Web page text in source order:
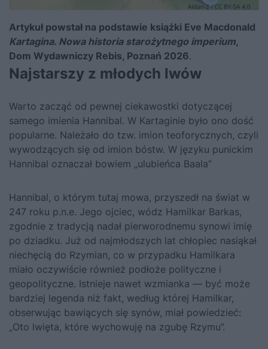
Artykuł powstał na podstawie książki Eve Macdonald
Kartagina. Nowa historia starożytnego imperium,
Dom Wydawniczy Rebis, Poznań 2026.
Najstarszy z młodych lwów
Warto zacząć od pewnej ciekawostki dotyczącej
samego imienia Hannibal. W Kartaginie było ono dość
popularne. Należało do tzw. imion teoforycznych, czyli
wywodzących się od imion bóstw. W języku punickim
Hannibal oznaczał bowiem „ulubieńca Baala”
Hannibal, o którym tutaj mowa, przyszedł na świat w
247 roku p.n.e. Jego ojciec, wódz Hamilkar Barkas,
zgodnie z tradycją nadał pierworodnemu synowi imię
po dziadku. Już od najmłodszych lat chłopiec nasiąkał
niechęcią do Rzymian, co w przypadku Hamilkara
miało oczywiście również podłoże polityczne i
geopolityczne. Istnieje nawet wzmianka — być może
bardziej legenda niż fakt, według której Hamilkar,
obserwując bawiących się synów, miał powiedzieć:
„Oto lwięta, które wychowuję na zgubę Rzymu”.